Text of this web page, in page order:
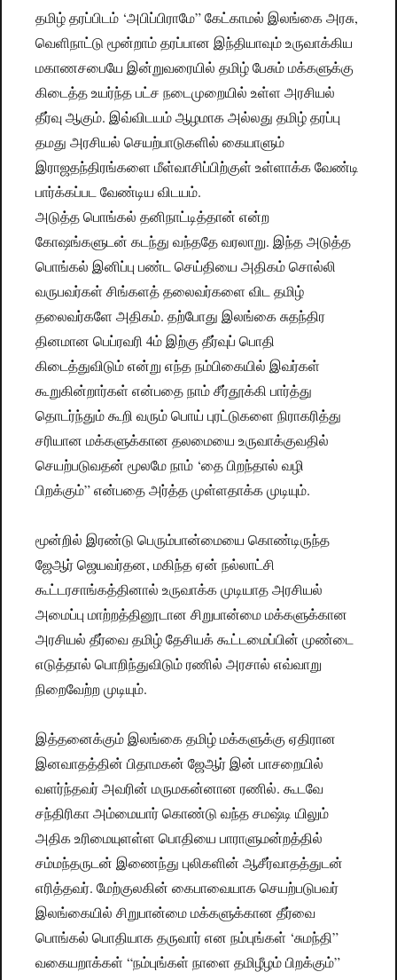
தமிழ் தரப்பிடம் ‘அபிப்பிராமே” கேட்காமல் இலங்கை அரசு,
வெளிநாட்டு மூன்றாம் தரப்பான இந்தியாவும் உருவாக்கிய
மகாணசபையே இன்றுவரையில் தமிழ் பேசும் மக்களுக்கு
கிடைத்த உயர்ந்த பட்ச நடைமுறையில் உள்ள அரசியல்
தீர்வு ஆகும். இவ்விடயம் ஆழமாக அல்லது தமிழ் தரப்பு
தமது அரசியல் செயற்பாடுகளில் கையாளும்
இராஜதந்திரங்களை மீள்வாசிப்பிற்குள் உள்ளாக்க வேண்டி
பார்க்கப்பட வேண்டிய விடயம்.
அடுத்த பொங்கல் தனிநாட்டித்தான் என்ற
கோஷங்களுடன் கடந்து வந்ததே வரலாறு. இந்த அடுத்த
பொங்கல் இனிப்பு பண்ட செய்தியை அதிகம் சொல்லி
வருபவர்கள் சிங்களத் தலைவர்களை விட தமிழ்
தலைவர்களே அதிகம். தற்போது இலங்கை சுதந்திர
தினமான பெப்ரவரி 4ம் இற்கு தீர்வுப் பொதி
கிடைத்துவிடும் என்று எந்த நம்பிகையில் இவர்கள்
கூறுகின்றார்கள் என்பதை நாம் சீர்தூக்கி பார்த்து
தொடர்ந்தும் கூறி வரும் பொய் புரட்டுகளை நிராகரித்து
சரியான மக்களுக்கான தலமையை உருவாக்குவதில்
செயற்படுவதன் மூலமே நாம் ‘தை பிறந்தால் வழி
பிறக்கும்” என்பதை அர்த்த முள்ளதாக்க முடியும்.
மூன்றில் இரண்டு பெரும்பான்மையை கொண்டிருந்த
ஜேஆர் ஜெயவர்தன, மகிந்த ஏன் நல்லாட்சி
கூட்டரசாங்கத்தினால் உருவாக்க முடியாத அரசியல்
அமைப்பு மாற்றத்தினூடான சிறுபான்மை மக்களுக்கான
அரசியல் தீர்வை தமிழ் தேசியக் கூட்டமைப்பின் முண்டை
எடுத்தால் பொறிந்துவிடும் ரணில் அரசால் எவ்வாறு
நிறைவேற்ற முடியும்.
இத்தனைக்கும் இலங்கை தமிழ் மக்களுக்கு ஏதிரான
இனவாதத்தின் பிதாமகன் ஜேஆர் இன் பாசறையில்
வளர்ந்தவர் அவரின் மருமகன்னான ரணில். கூடவே
சந்திரிகா அம்மையார் கொண்டு வந்த சமஷ்டி யிலும்
அதிக உரிமையுளள்ள பொதியை பாராளுமன்றத்தில்
சம்மந்தருடன் இணைந்து புலிகளின் ஆசீர்வாதத்துடன்
எரித்தவர். மேற்குலகின் கைபாவையாக செயற்படுபவர்
இலங்கையில் சிறுபான்மை மக்களுக்கான தீர்வை
பொங்கல் பொதியாக தருவார் என நம்புங்கள் ‘சுமந்தி”
வகையறாக்கள் “நம்புங்கள் நாளை தமிழீழம் பிறக்கும்”